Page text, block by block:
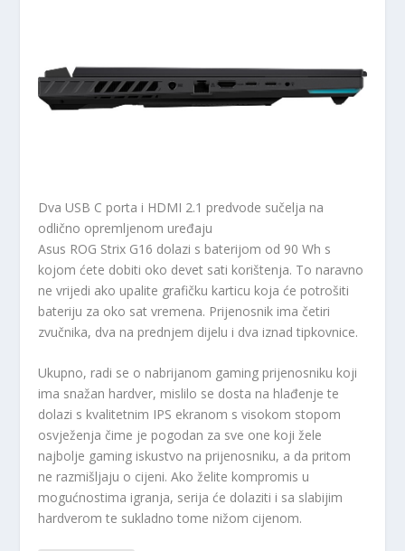
Dva USB C porta i HDMI 2.1 predvode sučelja na
odlično opremljenom uređaju
Asus ROG Strix G16 dolazi s baterijom od 90 Wh s
kojom ćete dobiti oko devet sati korištenja. To naravno
ne vrijedi ako upalite grafičku karticu koja će potrošiti
bateriju za oko sat vremena. Prijenosnik ima četiri
zvučnika, dva na prednjem dijelu i dva iznad tipkovnice.
Ukupno, radi se o nabrijanom gaming prijenosniku koji
ima snažan hardver, mislilo se dosta na hlađenje te
dolazi s kvalitetnim IPS ekranom s visokom stopom
osvježenja čime je pogodan za sve one koji žele
najbolje gaming iskustvo na prijenosniku, a da pritom
ne razmišljaju o cijeni. Ako želite kompromis u
mogućnostima igranja, serija će dolaziti i sa slabijim
hardverom te sukladno tome nižom cijenom.